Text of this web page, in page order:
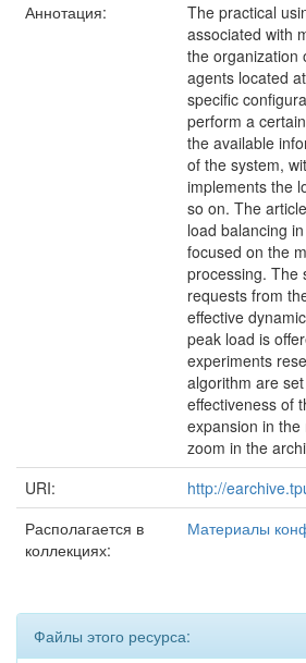
Аннотация:
The practical
associated with
the organization
agents located
specific
perform a
the available
of the system,
implements the
so on. The
load balancing
focused on the
processing. The
requests from
effective
peak load is
experiments
algorithm are
effectiveness of
expansion in
zoom in the
URI:
http://
Располагается в
коллекциях:
Материалы
Файлы этого ресурса: